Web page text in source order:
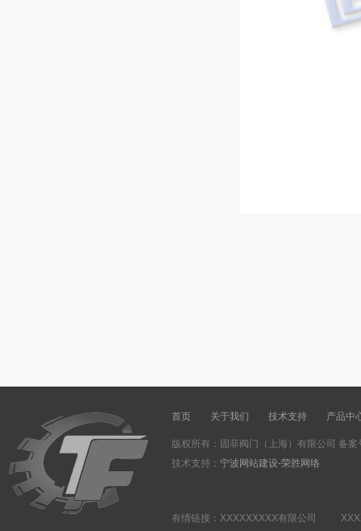
首页 关于我们 技术支持 产品中
版权所有：固菲阀门（上海）有限公司 备案
技术支持： 宁波网站建设-荣胜网络
有情链接：XXXXXXXXX有限公司